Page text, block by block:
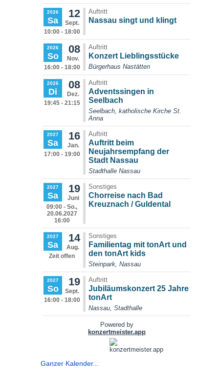
Ganzer Kalender...